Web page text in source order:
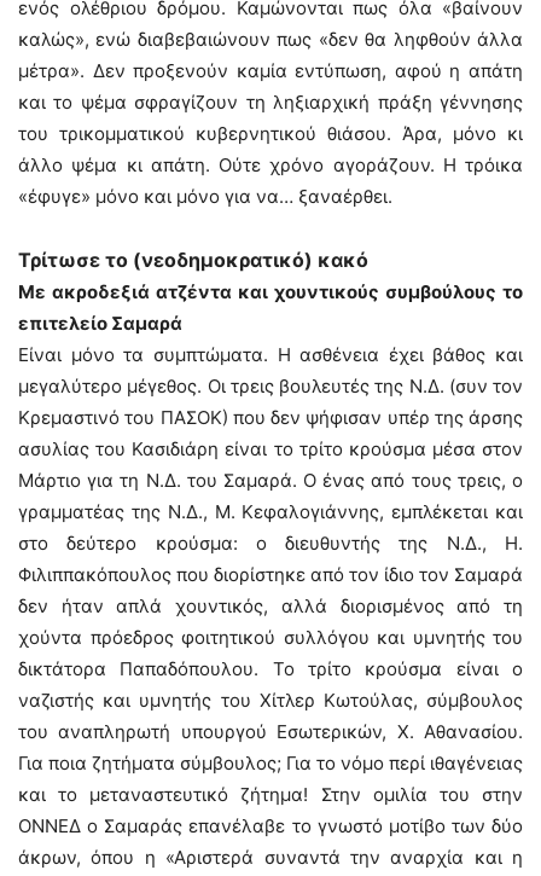
ενός ολέθριου δρόμου. Καμώνονται πως όλα «βαίνουν
καλώς», ενώ διαβεβαιώνουν πως «δεν θα ληφθούν άλλα
μέτρα». Δεν προξενούν καμία εντύπωση, αφού η απάτη
και το ψέμα σφραγίζουν τη ληξιαρχική πράξη γέννησης
του τρικομματικού κυβερνητικού θιάσου. Άρα, μόνο κι
άλλο ψέμα κι απάτη. Ούτε χρόνο αγοράζουν. Η τρόικα
«έφυγε» μόνο και μόνο για να… ξαναέρθει.
Τρίτωσε το (νεοδημοκρατικό) κακό
Με ακροδεξιά ατζέντα και χουντικούς συμβούλους το
επιτελείο Σαμαρά
Είναι μόνο τα συμπτώματα. Η ασθένεια έχει βάθος και
μεγαλύτερο μέγεθος. Οι τρεις βουλευτές της Ν.Δ. (συν τον
Κρεμαστινό του ΠΑΣΟΚ) που δεν ψήφισαν υπέρ της άρσης
ασυλίας του Κασιδιάρη είναι το τρίτο κρούσμα μέσα στον
Μάρτιο για τη Ν.Δ. του Σαμαρά. Ο ένας από τους τρεις, ο
γραμματέας της Ν.Δ., Μ. Κεφαλογιάννης, εμπλέκεται και
στο δεύτερο κρούσμα: ο διευθυντής της Ν.Δ., Η.
Φιλιππακόπουλος που διορίστηκε από τον ίδιο τον Σαμαρά
δεν ήταν απλά χουντικός, αλλά διορισμένος από τη
χούντα πρόεδρος φοιτητικού συλλόγου και υμνητής του
δικτάτορα Παπαδόπουλου. Το τρίτο κρούσμα είναι ο
ναζιστής και υμνητής του Χίτλερ Κωτούλας, σύμβουλος
του αναπληρωτή υπουργού Εσωτερικών, Χ. Αθανασίου.
Για ποια ζητήματα σύμβουλος; Για το νόμο περί ιθαγένειας
και το μεταναστευτικό ζήτημα! Στην ομιλία του στην
ΟΝΝΕΔ ο Σαμαράς επανέλαβε το γνωστό μοτίβο των δύο
άκρων, όπου η «Αριστερά συναντά την αναρχία και η